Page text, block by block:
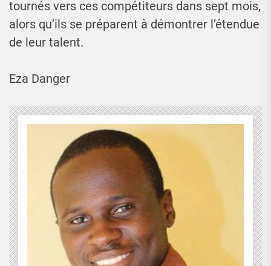
tournés vers ces compétiteurs dans sept mois,
alors qu’ils se préparent à démontrer l’étendue
de leur talent.
Eza Danger